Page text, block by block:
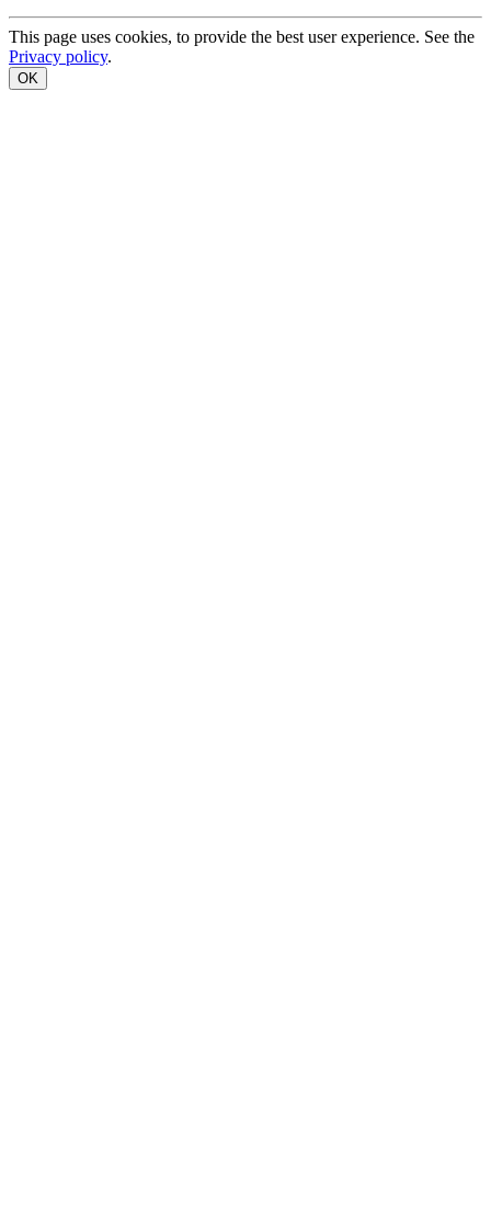
This page uses cookies, to provide the best user experience. See the
Privacy policy.
OK